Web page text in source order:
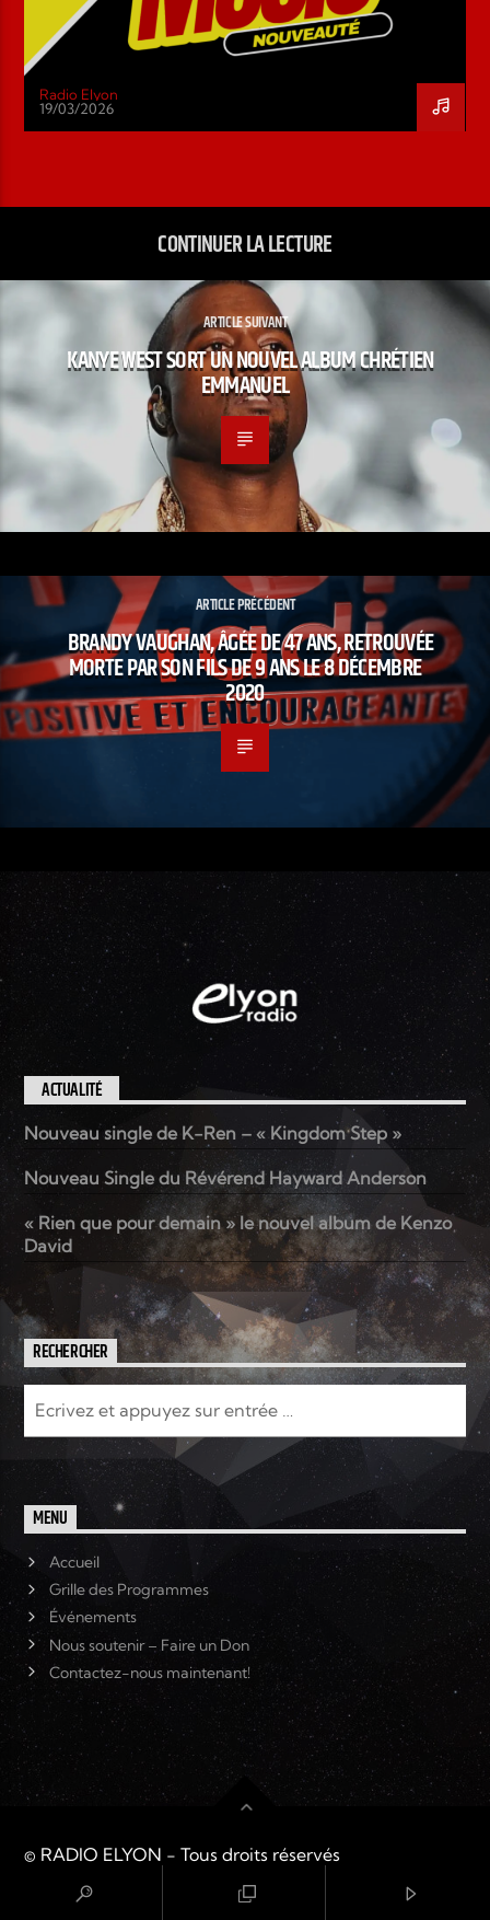
Radio Elyon
19/03/2026
CONTINUER LA LECTURE
ARTICLE SUIVANT
KANYE WEST SORT UN NOUVEL ALBUM CHRÉTIEN
EMMANUEL
ARTICLE PRÉCÉDENT
BRANDY VAUGHAN, ÂGÉE DE 47 ANS, RETROUVÉE
MORTE PAR SON FILS DE 9 ANS LE 8 DÉCEMBRE
2020
ACTUALITÉ
Nouveau single de K-Ren – « Kingdom Step »
Nouveau Single du Révérend Hayward Anderson
« Rien que pour demain » le nouvel album de Kenzo
David
RECHERCHER
MENU
Accueil
Grille des Programmes
Événements
Nous soutenir – Faire un Don
Contactez-nous maintenant!
© RADIO ELYON - Tous droits réservés
ACCUEIL VIDÉOS
ACTU
CONTACTS